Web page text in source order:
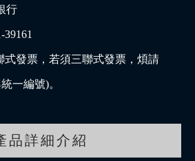
行
39161
式發票，若須三聯式發票，煩請
一編號)。
品詳細介紹